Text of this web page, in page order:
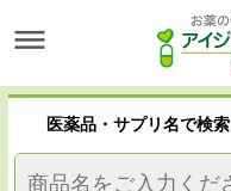
医薬品・サプリ名で検索